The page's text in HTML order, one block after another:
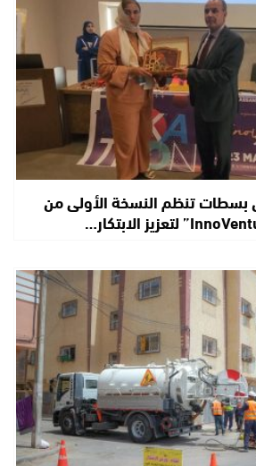
بسطات تنظم النسخة الأولى من